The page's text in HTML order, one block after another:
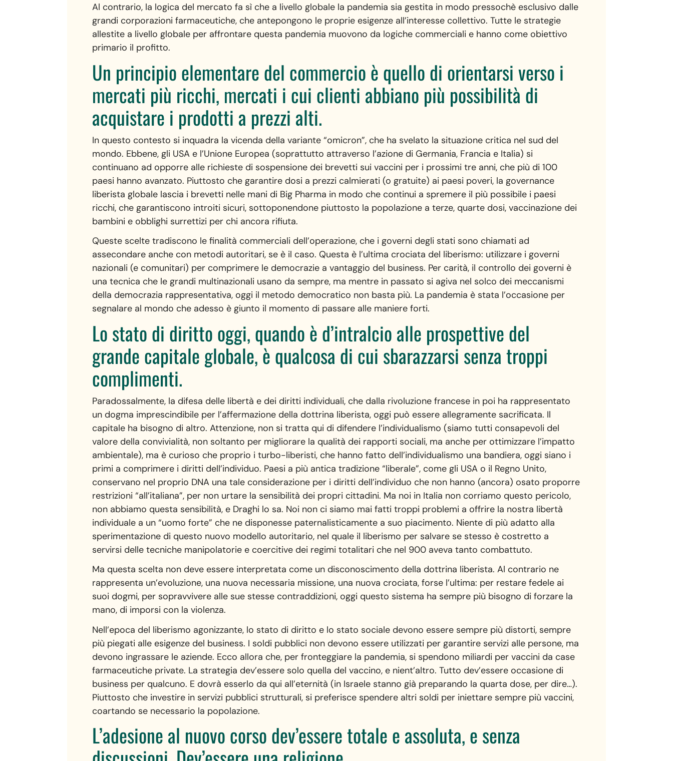
Al contrario, la logica del mercato fa sì che a livello globale la pandemia sia gestita in modo pressochè esclusivo dalle
grandi corporazioni farmaceutiche, che antepongono le proprie esigenze all’interesse collettivo. Tutte le strategie
allestite a livello globale per affrontare questa pandemia muovono da logiche commerciali e hanno come obiettivo
primario il profitto.
Un principio elementare del commercio è quello di orientarsi verso i
mercati più ricchi, mercati i cui clienti abbiano più possibilità di
acquistare i prodotti a prezzi alti.
In questo contesto si inquadra la vicenda della variante “omicron”, che ha svelato la situazione critica nel sud del
mondo. Ebbene, gli USA e l’Unione Europea (soprattutto attraverso l’azione di Germania, Francia e Italia) si
continuano ad opporre alle richieste di sospensione dei brevetti sui vaccini per i prossimi tre anni, che più di 100
paesi hanno avanzato. Piuttosto che garantire dosi a prezzi calmierati (o gratuite) ai paesi poveri, la governance
liberista globale lascia i brevetti nelle mani di Big Pharma in modo che continui a spremere il più possibile i paesi
ricchi, che garantiscono introiti sicuri, sottoponendone piuttosto la popolazione a terze, quarte dosi, vaccinazione dei
bambini e obblighi surrettizi per chi ancora rifiuta.
Queste scelte tradiscono le finalità commerciali dell’operazione, che i governi degli stati sono chiamati ad
assecondare anche con metodi autoritari, se è il caso. Questa è l’ultima crociata del liberismo: utilizzare i governi
nazionali (e comunitari) per comprimere le democrazie a vantaggio del business. Per carità, il controllo dei governi è
una tecnica che le grandi multinazionali usano da sempre, ma mentre in passato si agiva nel solco dei meccanismi
della democrazia rappresentativa, oggi il metodo democratico non basta più. La pandemia è stata l’occasione per
segnalare al mondo che adesso è giunto il momento di passare alle maniere forti.
Lo stato di diritto oggi, quando è d’intralcio alle prospettive del
grande capitale globale, è qualcosa di cui sbarazzarsi senza troppi
complimenti.
Paradossalmente, la difesa delle libertà e dei diritti individuali, che dalla rivoluzione francese in poi ha rappresentato
un dogma imprescindibile per l’affermazione della dottrina liberista, oggi può essere allegramente sacrificata. Il
capitale ha bisogno di altro. Attenzione, non si tratta qui di difendere l’individualismo (siamo tutti consapevoli del
valore della convivialità, non soltanto per migliorare la qualità dei rapporti sociali, ma anche per ottimizzare l’impatto
ambientale), ma è curioso che proprio i turbo-liberisti, che hanno fatto dell’individualismo una bandiera, oggi siano i
primi a comprimere i diritti dell’individuo. Paesi a più antica tradizione “liberale”, come gli USA o il Regno Unito,
conservano nel proprio DNA una tale considerazione per i diritti dell’individuo che non hanno (ancora) osato proporre
restrizioni “all’italiana”, per non urtare la sensibilità dei propri cittadini. Ma noi in Italia non corriamo questo pericolo,
non abbiamo questa sensibilità, e Draghi lo sa. Noi non ci siamo mai fatti troppi problemi a offrire la nostra libertà
individuale a un “uomo forte” che ne disponesse paternalisticamente a suo piacimento. Niente di più adatto alla
sperimentazione di questo nuovo modello autoritario, nel quale il liberismo per salvare se stesso è costretto a
servirsi delle tecniche manipolatorie e coercitive dei regimi totalitari che nel 900 aveva tanto combattuto.
Ma questa scelta non deve essere interpretata come un disconoscimento della dottrina liberista. Al contrario ne
rappresenta un’evoluzione, una nuova necessaria missione, una nuova crociata, forse l’ultima: per restare fedele ai
suoi dogmi, per sopravvivere alle sue stesse contraddizioni, oggi questo sistema ha sempre più bisogno di forzare la
mano, di imporsi con la violenza.
Nell’epoca del liberismo agonizzante, lo stato di diritto e lo stato sociale devono essere sempre più distorti, sempre
più piegati alle esigenze del business. I soldi pubblici non devono essere utilizzati per garantire servizi alle persone, ma
devono ingrassare le aziende. Ecco allora che, per fronteggiare la pandemia, si spendono miliardi per vaccini da case
farmaceutiche private. La strategia dev’essere solo quella del vaccino, e nient’altro. Tutto dev’essere occasione di
business per qualcuno. E dovrà esserlo da qui all’eternità (in Israele stanno già preparando la quarta dose, per dire…).
Piuttosto che investire in servizi pubblici strutturali, si preferisce spendere altri soldi per iniettare sempre più vaccini,
coartando se necessario la popolazione.
L’adesione al nuovo corso dev’essere totale e assoluta, e senza